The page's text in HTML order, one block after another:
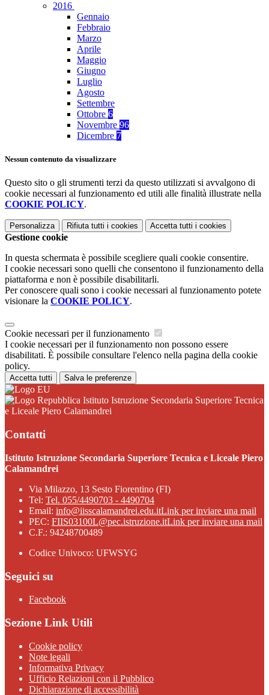
2016
Gennaio
Febbraio
Marzo
Aprile
Maggio
Giugno
Luglio
Agosto
Settembre
Ottobre 6
Novembre 96
Dicembre 7
Nessun contenuto da visualizzare
Questo sito o gli strumenti terzi da questo utilizzati si avvalgono di
cookie necessari al funzionamento ed utili alle finalità illustrate nella
COOKIE POLICY.
Personalizza Rifiuta tutti i cookies Accetta tutti i cookies
Gestione cookie
In questa schermata è possibile scegliere quali cookie consentire.
I cookie necessari sono quelli che consentono il funzionamento della
piattaforma e non è possibile disabilitarli.
Per conoscere quali sono i cookie necessari al funzionamento potete
visionare la COOKIE POLICY.
Cookie necessari per il funzionamento
I cookie necessari per il funzionamento non possono essere
disabilitati. È possibile consultare l'elenco nella pagina della cookie
policy.
Accetta tutti Salva le preferenze
Istituto Istruzione Secondaria Superiore Tecnica
e Liceale Piero Calamandrei
Contatti
Istituto Istruzione Secondaria Superiore Tecnica e Liceale Piero
Calamandrei
Via Milazzo, 13 Sesto Fiorentino (FI)
Tel: Tel. 055/4490703 - 4490704
Email: info@iisscalamandrei.edu.itLink per inviare una mail
PEC: FIIS03100L@pec.istruzione.itLink per inviare una mail
C.F.: 94248700489
Codice Univoco: UFWSYG
Seguici su
Facebook
Sezione Link Utili
Cookie policy
Note legali
Informativa Privacy
Ufficio Relazioni con il Pubblico
Dichiarazione di accessibilità